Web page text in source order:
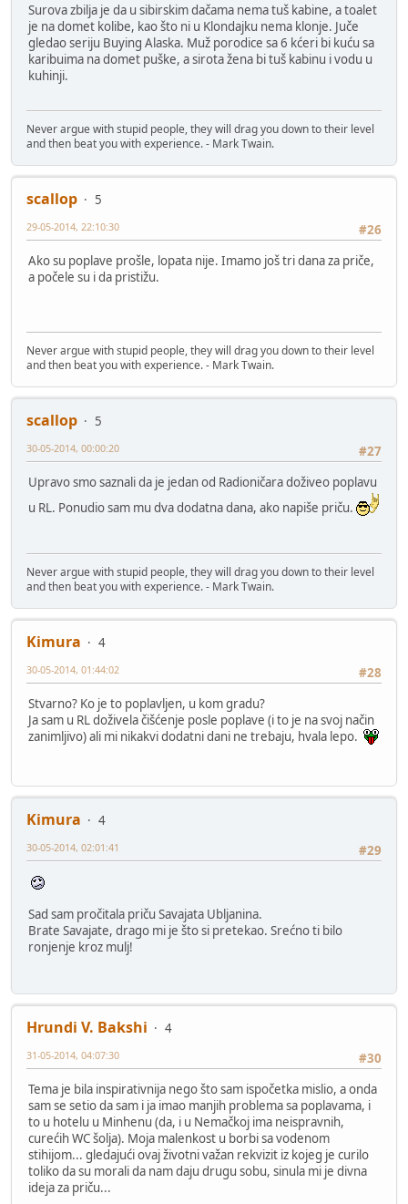
Surova zbilja je da u sibirskim dačama nema tuš kabine, a toalet
je na domet kolibe, kao što ni u Klondajku nema klonje. Juče
gledao seriju Buying Alaska. Muž porodice sa 6 kćeri bi kuću sa
karibuima na domet puške, a sirota žena bi tuš kabinu i vodu u
kuhinji.
Never argue with stupid people, they will drag you down to their level
and then beat you with experience. - Mark Twain.
scallop
5
#26
29-05-2014, 22:10:30
Ako su poplave prošle, lopata nije. Imamo još tri dana za priče,
a počele su i da pristižu.
Never argue with stupid people, they will drag you down to their level
and then beat you with experience. - Mark Twain.
scallop
5
#27
30-05-2014, 00:00:20
Upravo smo saznali da je jedan od Radioničara doživeo poplavu
u RL. Ponudio sam mu dva dodatna dana, ako napiše priču.
Never argue with stupid people, they will drag you down to their level
and then beat you with experience. - Mark Twain.
Kimura
4
#28
30-05-2014, 01:44:02
Stvarno? Ko je to poplavljen, u kom gradu?
Ja sam u RL doživela čišćenje posle poplave (i to je na svoj način
zanimljivo) ali mi nikakvi dodatni dani ne trebaju, hvala lepo.
Kimura
4
#29
30-05-2014, 02:01:41
Sad sam pročitala priču Savajata Ubljanina.
Brate Savajate, drago mi je što si pretekao. Srećno ti bilo
ronjenje kroz mulj!
Hrundi V. Bakshi
4
#30
31-05-2014, 04:07:30
Tema je bila inspirativnija nego što sam ispočetka mislio, a onda
sam se setio da sam i ja imao manjih problema sa poplavama, i
to u hotelu u Minhenu (da, i u Nemačkoj ima neispravnih,
curećih WC šolja). Moja malenkost u borbi sa vodenom
stihijom... gledajući ovaj životni važan rekvizit iz kojeg je curilo
toliko da su morali da nam daju drugu sobu, sinula mi je divna
ideja za priču...